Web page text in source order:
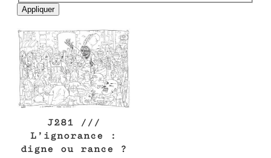
Appliquer
J281 ///
L’ignorance :
digne ou rance ?